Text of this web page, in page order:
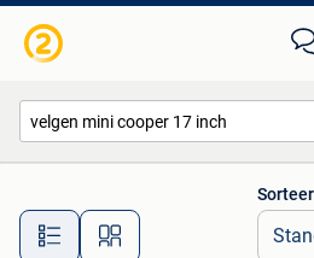
Alle afstanden…